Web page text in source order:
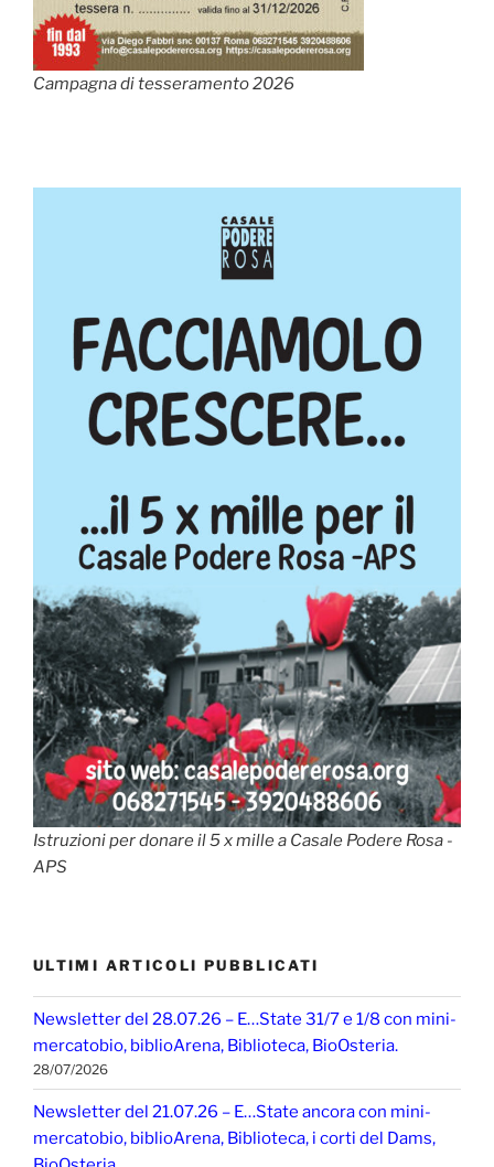
Campagna di tesseramento 2026
Istruzioni per donare il 5 x mille a Casale Podere Rosa -
APS
ULTIMI ARTICOLI PUBBLICATI
Newsletter del 28.07.26 – E…State 31/7 e 1/8 con mini-
mercatobio, biblioArena, Biblioteca, BioOsteria.
28/07/2026
Newsletter del 21.07.26 – E…State ancora con mini-
mercatobio, biblioArena, Biblioteca, i corti del Dams,